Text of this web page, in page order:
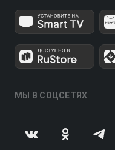
МЫ В СОЦСЕТЯХ